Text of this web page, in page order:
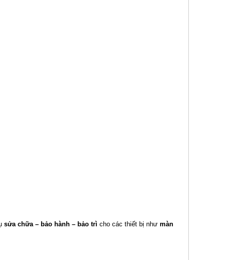
sửa chữa – bảo hành – bảo trì cho các thiết bị như màn